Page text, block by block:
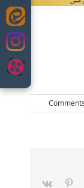
Tumblr
Pinterest
Vk